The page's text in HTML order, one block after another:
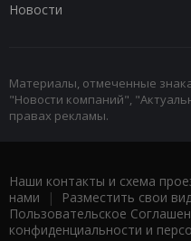
Новости
Материалы, отмеченные
"Новости компаний",
правах рекламы.
Наши контакты и схема
нами | Разместить свои
Пользовательское
конфиденциальности и